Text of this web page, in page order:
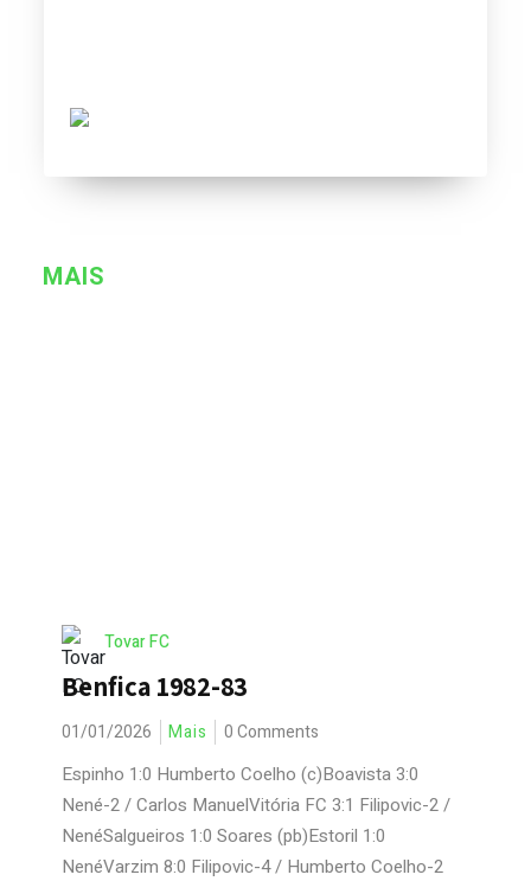
MAIS
Tovar FC
Benfica 1982-83
01/01/2026 Mais 0 Comments
Espinho 1:0 Humberto Coelho (c)Boavista 3:0
Nené-2 / Carlos ManuelVitória FC 3:1 Filipovic-2 /
NenéSalgueiros 1:0 Soares (pb)Estoril 1:0
NenéVarzim 8:0 Filipovic-4 / Humberto Coelho-2